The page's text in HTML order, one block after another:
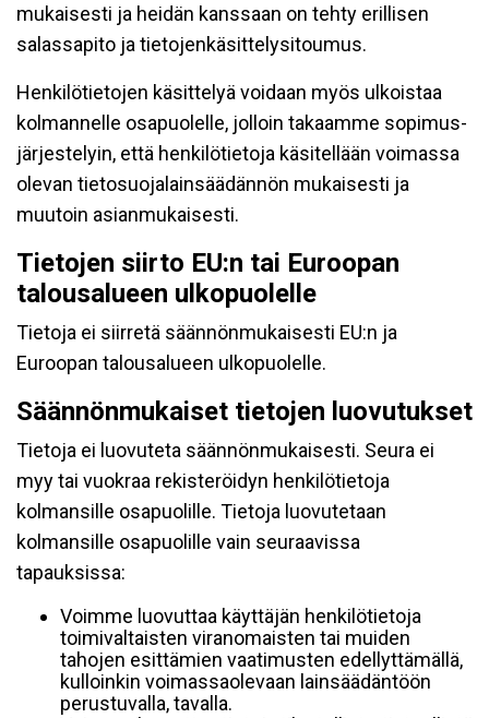
mukaisesti ja heidän kanssaan on tehty erillisen
salassapito ja tietojenkäsittelysitoumus.
Henkilötietojen käsittelyä voidaan myös ulkoistaa
kolmannelle osapuolelle, jolloin takaamme sopimus-
järjestelyin, että henkilötietoja käsitellään voimassa
olevan tietosuojalainsäädännön mukaisesti ja
muutoin asianmukaisesti.
Tietojen siirto EU:n tai Euroopan
talousalueen ulkopuolelle
Tietoja ei siirretä säännönmukaisesti EU:n ja
Euroopan talousalueen ulkopuolelle.
Säännönmukaiset tietojen luovutukset
Tietoja ei luovuteta säännönmukaisesti. Seura ei
myy tai vuokraa rekisteröidyn henkilötietoja
kolmansille osapuolille. Tietoja luovutetaan
kolmansille osapuolille vain seuraavissa
tapauksissa:
Voimme luovuttaa käyttäjän henkilötietoja
toimivaltaisten viranomaisten tai muiden
tahojen esittämien vaatimusten edellyttämällä,
kulloinkin voimassaolevaan lainsäädäntöön
perustuvalla, tavalla.